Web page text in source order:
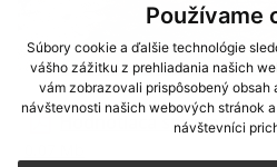
Používame
Súbory cookie a ďalšie technológie
vášho zážitku z prehliadania našich
vám zobrazovali prispôsobený obsah
návštevnosti našich webových stránok
návštevníci
Hodnotiaca správa|